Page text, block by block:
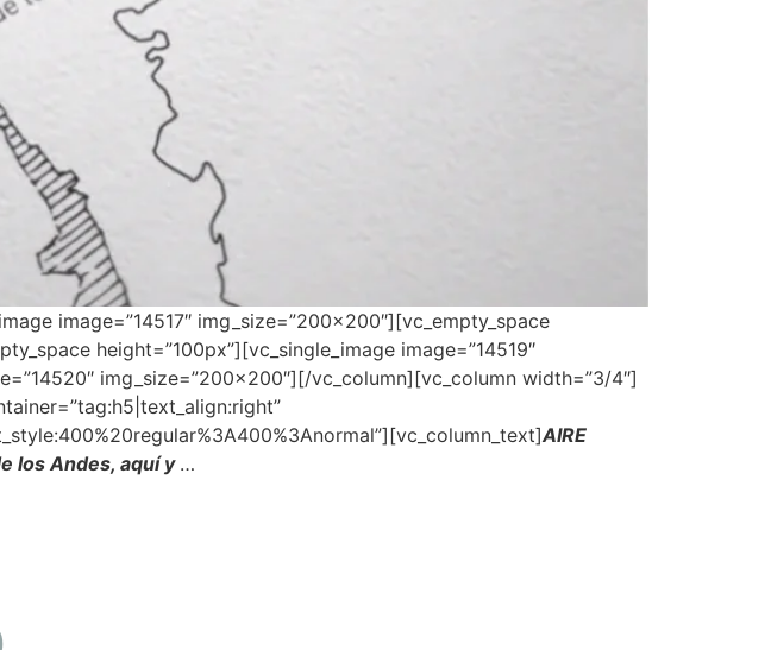
image=”14517″ img_size=”200×200″][vc_empty_space
height=”100px”][vc_single_image image=”14519″
img_size=”200×200″][/vc_column][vc_column width=”3/4″]
AIRE
los Andes, aquí y …